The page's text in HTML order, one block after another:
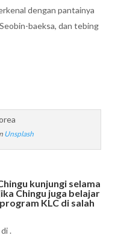
dengan pantainya
baeksa, dan tebing
Unsplash
kunjungi selama
Chingu juga belajar
KLC di salah
.